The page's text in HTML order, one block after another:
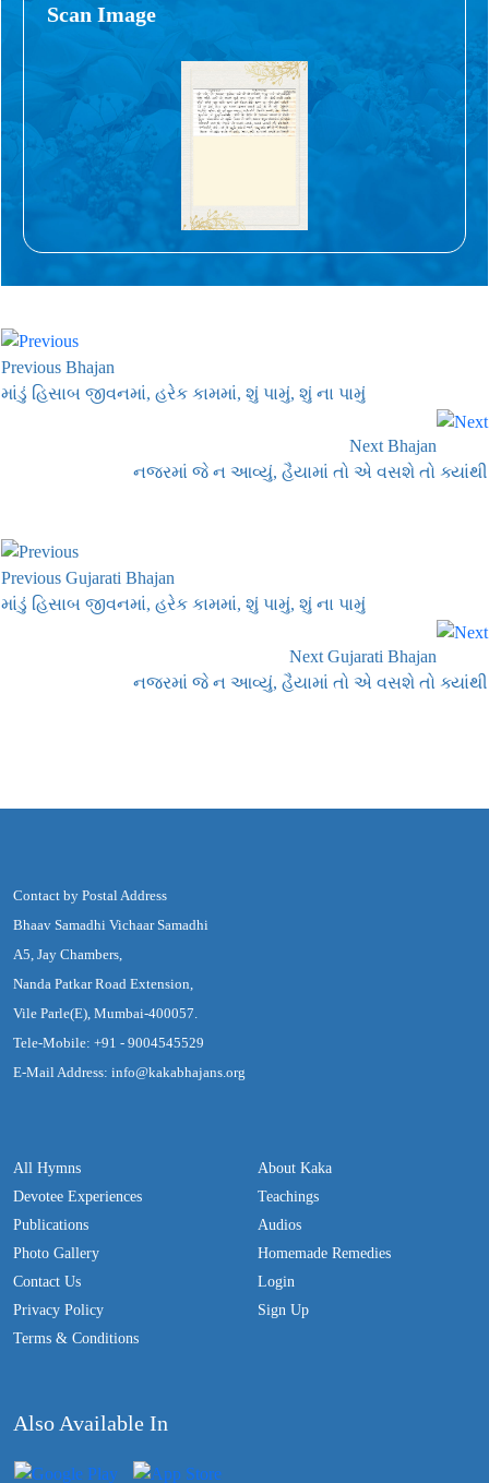
Scan Image
Previous Bhajan
માંડું હિસાબ જીવનમાં, હરેક કામમાં, શું પામું, શું ના પામું
Next Bhajan
નજરમાં જે ન આવ્યું, હૈયામાં તો એ વસશે તો ક્યાંથી
Previous Gujarati Bhajan
માંડું હિસાબ જીવનમાં, હરેક કામમાં, શું પામું, શું ના પામું
Next Gujarati Bhajan
નજરમાં જે ન આવ્યું, હૈયામાં તો એ વસશે તો ક્યાંથી
Contact by Postal Address
Bhaav Samadhi Vichaar Samadhi
A5, Jay Chambers,
Nanda Patkar Road Extension,
Vile Parle(E), Mumbai-400057.
Tele-Mobile: +91 - 9004545529
E-Mail Address: info@kakabhajans.org
All Hymns
Devotee Experiences
Publications
Photo Gallery
Contact Us
Privacy Policy
Terms & Conditions
About Kaka
Teachings
Audios
Homemade Remedies
Login
Sign Up
Also Available In